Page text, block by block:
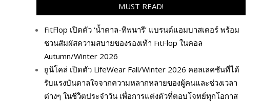
MUST READ!
FitFlop เปิดตัว ‘น้ำตาล-ทิพนารี’ แบรนด์แอมบาสเดอร์ พร้อม
ชวนสัมผัสความสบายของรองเท้า FitFlop ในคอล
Autumn/Winter 2026
ยูนิโคล่ เปิดตัว LifeWear Fall/Winter 2026 คอลเลคชันที่ได้
รับแรงบันดาลใจจากความหลากหลายของผู้คนและช่วงเวลา
ต่างๆ ในชีวิตประจำวัน เพื่อการแต่งตัวที่ตอบโจทย์ทุกโอกาส